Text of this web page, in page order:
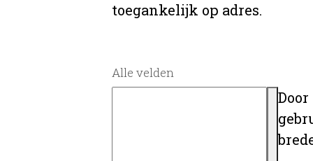
toegankelijk op adres.
Alle velden